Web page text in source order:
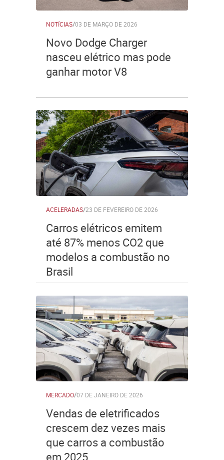
NOTÍCIAS/03 DE MARÇO DE 2026
Novo Dodge Charger
nasceu elétrico mas pode
ganhar motor V8
ACELERADAS/23 DE FEVEREIRO DE 2026
Carros elétricos emitem
até 87% menos CO2 que
modelos a combustão no
Brasil
MERCADO/07 DE JANEIRO DE 2026
Vendas de eletrificados
crescem dez vezes mais
que carros a combustão
em 2025